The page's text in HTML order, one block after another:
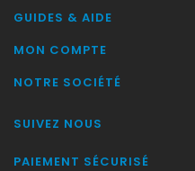
GUIDES & AIDE
MON COMPTE
NOTRE SOCIÉTÉ
SUIVEZ NOUS
PAIEMENT SÉCURISÉ